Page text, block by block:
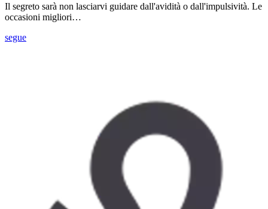
Il segreto sarà non lasciarvi guidare dall'avidità o dall'impulsività. Le
occasioni migliori…
segue